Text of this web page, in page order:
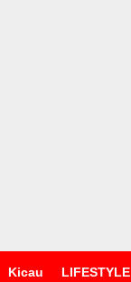
Kicau LIFESTYLE